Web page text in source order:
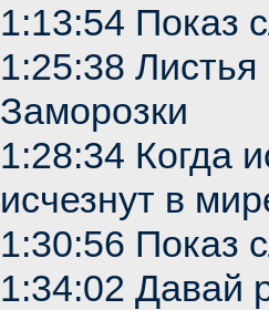
1:13:54 Показ
1:25:38
Заморозки
1:28:34 Когда
исчезнут в
1:30:56 Показ
1:34:02 Давай